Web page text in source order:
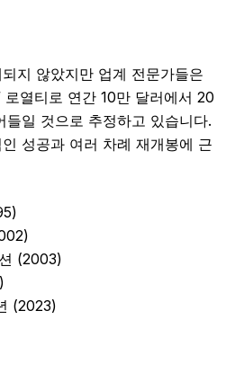
지 않았지만 업계 전문가들은
로열티로 연간 10만 달러에서 20
들일 것으로 추정하고 있습니다.
성공과 여러 차례 재개봉에 근
(2003)
(2023)